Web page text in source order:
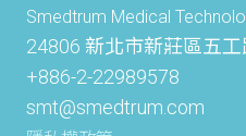
Smedtrum Medical
24806 新北市新莊區五
+886-2-22989578
smt@smedtrum.com